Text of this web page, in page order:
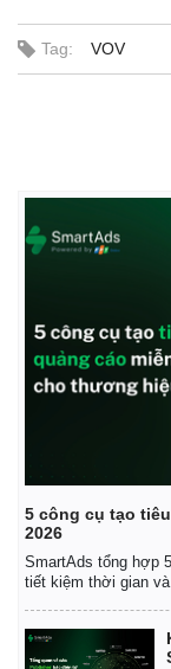
Tag: VOV
5 công cụ tạo
2026
SmartAds tổng hợp
tiết kiệm thời gian